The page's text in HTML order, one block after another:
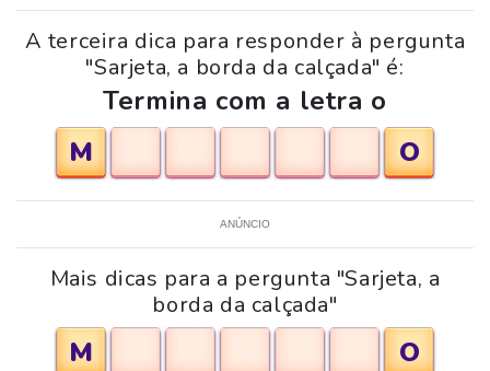
A terceira dica para responder à pergunta
"Sarjeta, a borda da calçada" é:
Termina com a letra o
M
O
ANÚNCIO
Mais dicas para a pergunta "Sarjeta, a
borda da calçada"
M O